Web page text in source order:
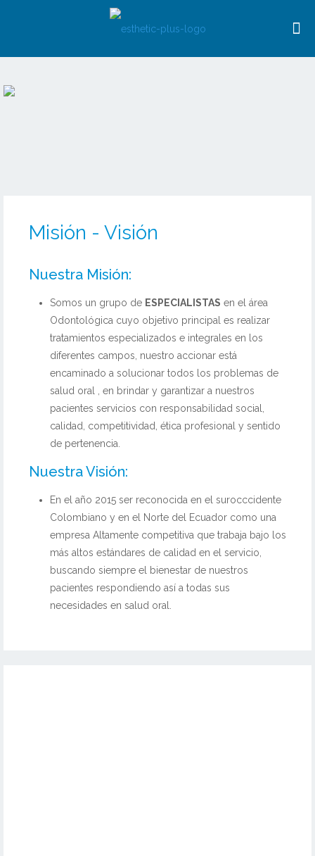
Misión - Visión
Nuestra Misión:
Somos un grupo de ESPECIALISTAS en el área
Odontológica cuyo objetivo principal es realizar
tratamientos especializados e integrales en los
diferentes campos, nuestro accionar está
encaminado a solucionar todos los problemas de
salud oral , en brindar y garantizar a nuestros
pacientes servicios con responsabilidad social,
calidad, competitividad, ética profesional y sentido
de pertenencia.
Nuestra Visión:
En el año 2015 ser reconocida en el surocccidente
Colombiano y en el Norte del Ecuador como una
empresa Altamente competitiva que trabaja bajo los
más altos estándares de calidad en el servicio,
buscando siempre el bienestar de nuestros
pacientes respondiendo así a todas sus
necesidades en salud oral.